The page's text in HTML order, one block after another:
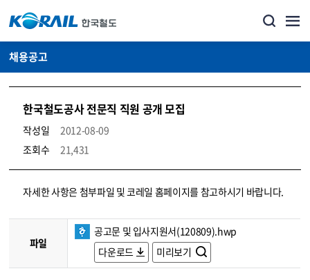
채용공고
한국철도공사 전문직 직원 공개 모집
작성일
2012-08-09
조회수
21,431
코레일소개_경영공시_채용공고 상세보기 – 내용, 파일, 담당자 연락처로 구성
자세한 사항은 첨부파일 및 코레일 홈페이지를 참고하시기 바랍니다.
파일
공고문 및 입사지원서(120809).hwp
다운로드
미리보기